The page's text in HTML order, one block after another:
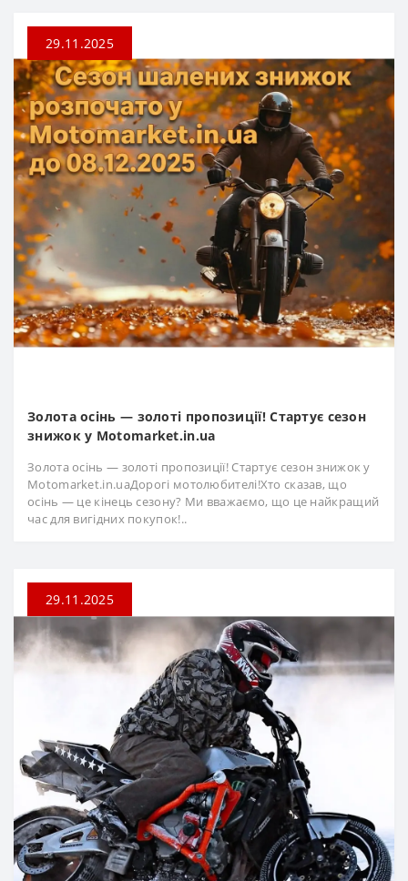
29.11.2025
Золота осінь — золоті пропозиції! Стартує сезон
знижок у Motomarket.in.ua
Золота осінь — золоті пропозиції! Стартує сезон знижок у
Motomarket.in.uaДорогі мотолюбителі!Хто сказав, що
осінь — це кінець сезону? Ми вважаємо, що це найкращий
час для вигідних покупок!..
29.11.2025